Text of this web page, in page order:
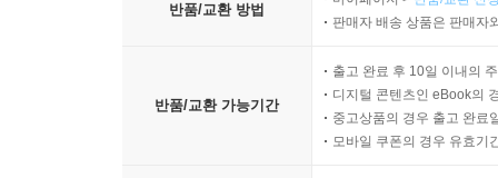
그렇게 시간이 흘러 아내가 되고 며느리가 되고
밥하고 청소하고 빨래하고 아기 돌보고…
엄마라면 누구나 이런 삶이 어떤 것인지 아주 쉽
덩 어디론가 날아가 버리지 않나요?
딸아이는 자라고 또 자랐고 집은 커지고 또 커졌
반품/교환 방법
판매자 배송 상품은 판매자
반품/교환 가능기간
출고 완료 후 10일 이내의
디지털 콘텐츠인 eBook의
중고상품의 경우 출고 완료
모바일 쿠폰의 경우 유효기